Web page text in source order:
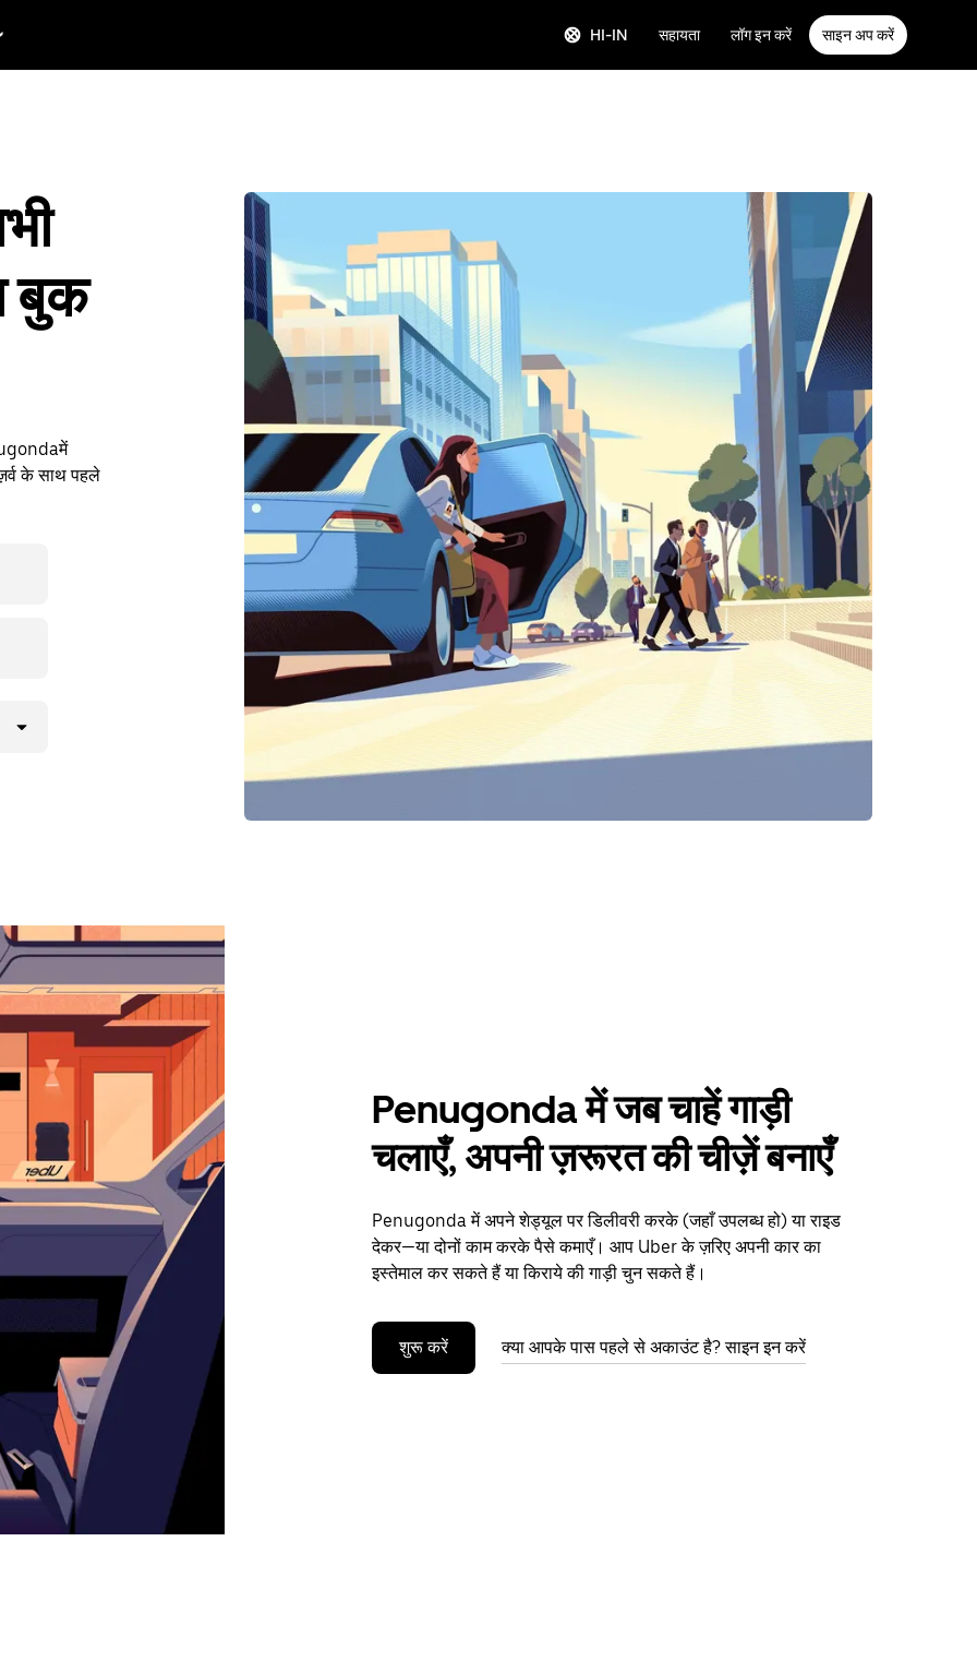
HI-IN सहायता लॉग इन करें साइन अप करें
बुक
के साथ पहले
Penugonda में जब चाहें गाड़ी
चलाएँ, अपनी ज़रूरत की चीज़ें बनाएँ
Penugonda में अपने शेड्यूल पर डिलीवरी करके (जहाँ उपलब्ध हो) या राइड
देकर—या दोनों काम करके पैसे कमाएँ। आप Uber के ज़रिए अपनी कार का
इस्तेमाल कर सकते हैं या किराये की गाड़ी चुन सकते हैं।
शुरू करें क्या आपके पास पहले से अकाउंट है? साइन इन करें